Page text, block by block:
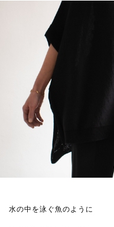
水の中を泳ぐ魚のように